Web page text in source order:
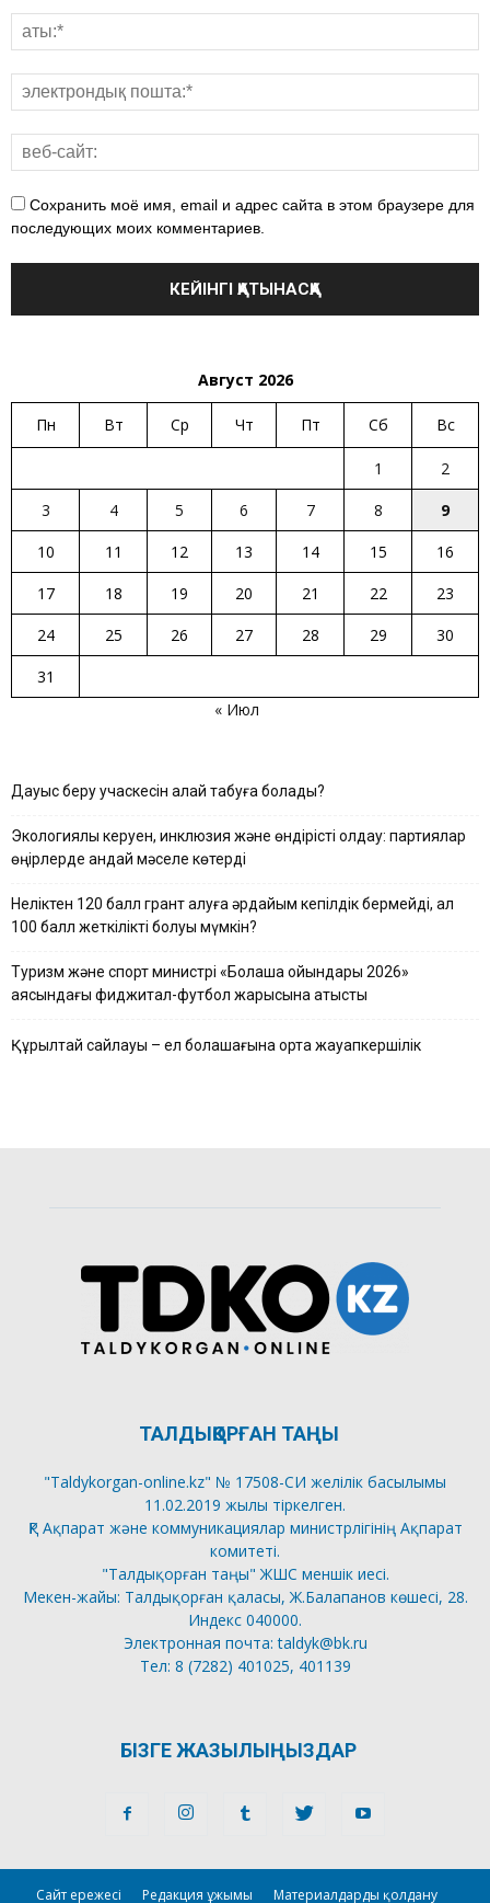
Сохранить моё имя, email и адрес сайта в этом браузере для
последующих моих комментариев.
Август 2026
Пн Вт Ср Чт Пт Сб Вс
1
2
3
4 5 6 7 8
9
10
11 12 13 14 15
16
17
18 19 20 21 22
23
24
25 26 27 28 29
30
31
« Июл
Дауыс беру учаскесін қалай табуға болады?
Экологиялық керуен, инклюзия және өндірісті қолдау: партиялар
өңірлерде қандай мәселе көтерді
Неліктен 120 балл грант алуға әрдайым кепілдік бермейді, ал
100 балл жеткілікті болуы мүмкін?
Туризм және спорт министрі «Болашақ ойындары 2026»
аясындағы фиджитал-футбол жарысына қатысты
Құрылтай сайлауы – ел болашағына ортақ жауапкершілік
ТАЛДЫҚОРҒАН ТАҢЫ
"Taldykorgan-online.kz" № 17508-СИ желілік басылымы
11.02.2019 жылы тіркелген.
ҚР Ақпарат және коммуникациялар министрлігінің Ақпарат
комитеті.
"Талдықорған таңы" ЖШС меншік иесі.
Мекен-жайы: Талдықорған қаласы, Ж.Балапанов көшесі, 28.
Индекс 040000.
Электронная почта: taldyk@bk.ru
Тел: 8 (7282) 401025, 401139
БІЗГЕ ЖАЗЫЛЫҢЫЗДАР
Сайт ережесі Редакция ұжымы Материалдарды қолдану